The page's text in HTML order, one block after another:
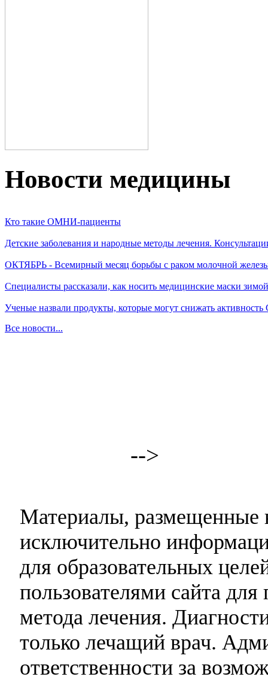
Новости медицины
Кто такие ОМНИ-пациенты
Детские заболевания и народные методы лечения.
ОКТЯБРЬ - Всемирный месяц борьбы с раком молочной
Специалисты рассказали, как носить медицинские маски зимой
Ученые назвали продукты, которые могут снижать
Все новости...
-->
Материалы, размещенные
исключительно
для образовательных
пользователями сайта
метода лечения.
только лечащий врач.
ответственности за